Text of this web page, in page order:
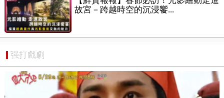
故宮－跨越時空的沉浸饗...
强打戲劇